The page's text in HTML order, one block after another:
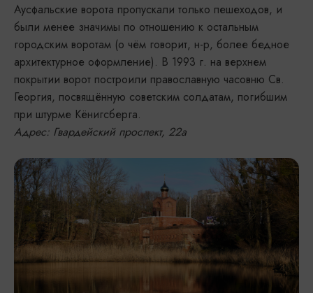
Аусфальские ворота пропускали только пешеходов, и
были менее значимы по отношению к остальным
городским воротам (о чём говорит, н-р, более бедное
архитектурное оформление). В 1993 г. на верхнем
покрытии ворот построили православную часовню Св.
Георгия, посвящённую советским солдатам, погибшим
при штурме Кёнигсберга.
Адрес: Гвардейский проспект, 22а